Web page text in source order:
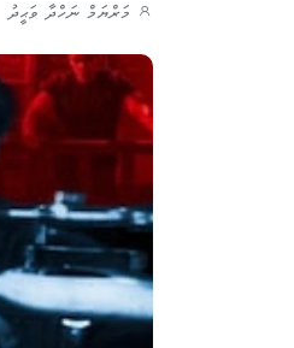
މަރްޔަމް ނަހްދާ ވަޙީދު